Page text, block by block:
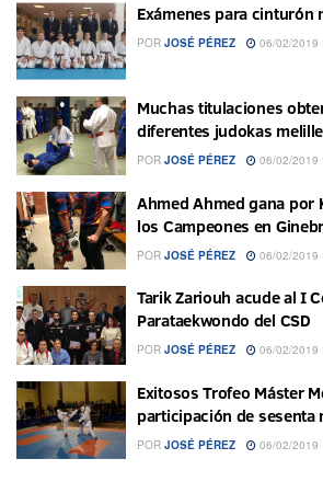
Exámenes para cinturón
POR JOSÉ PÉREZ 06/02/2019
Muchas titulaciones
diferentes judokas
POR JOSÉ PÉREZ 06/02/2019
Ahmed Ahmed gana por
los Campeones en
POR JOSÉ PÉREZ 06/02/2019
Tarik Zariouh acude al I
Parataekwondo del CSD
POR JOSÉ PÉREZ 06/02/2019
Exitosos Trofeo Máster
participación de sesenta
POR JOSÉ PÉREZ 06/02/2019